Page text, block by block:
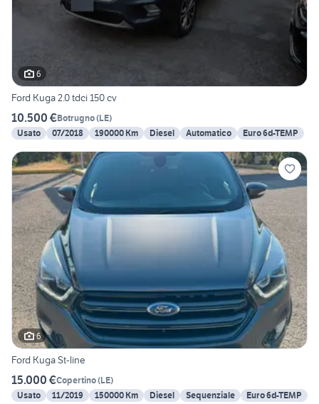
6
Ford Kuga 2.0 tdci 150 cv
10.500 €Botrugno(LE)
Usato
07/2018 190000 Km Diesel Automatico Euro 6d-TEMP
6
Ford Kuga St-line
15.000 €Copertino(LE)
Usato
11/2019 150000 Km Diesel Sequenziale
Euro 6d-TEMP